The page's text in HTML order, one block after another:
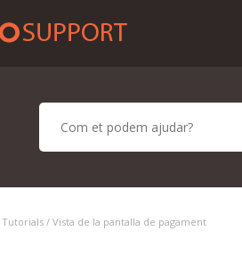
Tutorials / Vista de la pantalla de pagament